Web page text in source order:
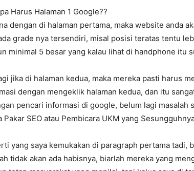
Harus Halaman 1 Google??
dengan di halaman pertama, maka website anda
grade nya tersendiri, misal posisi teratas tentu
minimal 5 besar yang kalau lihat di handphone itu
jika di halaman kedua, maka mereka pasti harus
dengan mengeklik halaman kedua, dan itu
pencari informasi di google, belum lagi masalah
Pakar SEO atau Pembicara UKM yang
yang saya kemukakan di paragraph pertama tadi,
tidak akan ada habisnya, biarlah mereka yang